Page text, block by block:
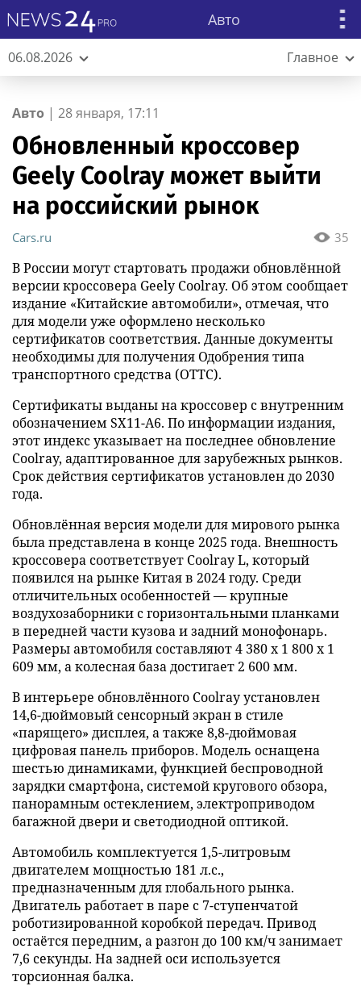
Авто
06.08.2026 Главное
Авто | 28 января, 17:11
Обновленный кроссовер
Geely Coolray может выйти
на российский рынок
35
Cars.ru
В России могут стартовать продажи обновлённой
версии кроссовера Geely Coolray. Об этом сообщает
издание «Китайские автомобили», отмечая, что
для модели уже оформлено несколько
сертификатов соответствия. Данные документы
необходимы для получения Одобрения типа
транспортного средства (ОТТС).
Сертификаты выданы на кроссовер с внутренним
обозначением SX11-A6. По информации издания,
этот индекс указывает на последнее обновление
Coolray, адаптированное для зарубежных рынков.
Срок действия сертификатов установлен до 2030
года.
Обновлённая версия модели для мирового рынка
была представлена в конце 2025 года. Внешность
кроссовера соответствует Coolray L, который
появился на рынке Китая в 2024 году. Среди
отличительных особенностей — крупные
воздухозаборники с горизонтальными планками
в передней части кузова и задний монофонарь.
Размеры автомобиля составляют 4 380 х 1 800 х 1
609 мм, а колесная база достигает 2 600 мм.
В интерьере обновлённого Coolray установлен
14,6-дюймовый сенсорный экран в стиле
«парящего» дисплея, а также 8,8-дюймовая
цифровая панель приборов. Модель оснащена
шестью динамиками, функцией беспроводной
зарядки смартфона, системой кругового обзора,
панорамным остеклением, электроприводом
багажной двери и светодиодной оптикой.
Автомобиль комплектуется 1,5-литровым
двигателем мощностью 181 л.с.,
предназначенным для глобального рынка.
Двигатель работает в паре с 7-ступенчатой
роботизированной коробкой передач. Привод
остаётся передним, а разгон до 100 км/ч занимает
7,6 секунды. На задней оси используется
торсионная балка.